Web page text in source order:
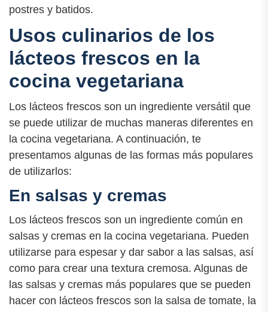
postres y batidos.
Usos culinarios de los
lácteos frescos en la
cocina vegetariana
Los lácteos frescos son un ingrediente versátil que
se puede utilizar de muchas maneras diferentes en
la cocina vegetariana. A continuación, te
presentamos algunas de las formas más populares
de utilizarlos:
En salsas y cremas
Los lácteos frescos son un ingrediente común en
salsas y cremas en la cocina vegetariana. Pueden
utilizarse para espesar y dar sabor a las salsas, así
como para crear una textura cremosa. Algunas de
las salsas y cremas más populares que se pueden
hacer con lácteos frescos son la salsa de tomate, la